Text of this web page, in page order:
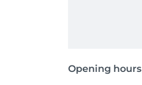
Opening hours